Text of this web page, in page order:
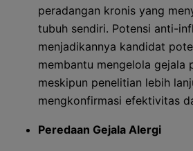
peradangan kronis yang
tubuh sendiri. Potensi anti-
menjadikannya kandidat
membantu mengelola gejala
meskipun penelitian lebih
mengkonfirmasi efektivitas
Peredaan Gejala Alergi